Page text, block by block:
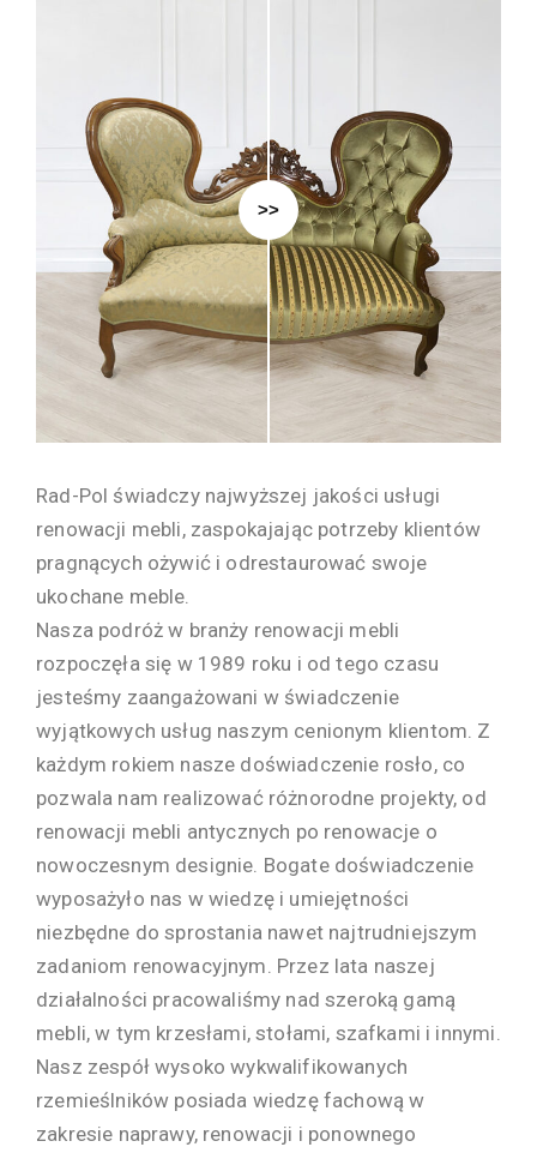
>>
Rad-Pol świadczy najwyższej jakości usługi
renowacji mebli, zaspokajając potrzeby klientów
pragnących ożywić i odrestaurować swoje
ukochane meble.
Nasza podróż w branży renowacji mebli
rozpoczęła się w 1989 roku i od tego czasu
jesteśmy zaangażowani w świadczenie
wyjątkowych usług naszym cenionym klientom. Z
każdym rokiem nasze doświadczenie rosło, co
pozwala nam realizować różnorodne projekty, od
renowacji mebli antycznych po renowacje o
nowoczesnym designie. Bogate doświadczenie
wyposażyło nas w wiedzę i umiejętności
niezbędne do sprostania nawet najtrudniejszym
zadaniom renowacyjnym. Przez lata naszej
działalności pracowaliśmy nad szeroką gamą
mebli, w tym krzesłami, stołami, szafkami i innymi.
Nasz zespół wysoko wykwalifikowanych
rzemieślników posiada wiedzę fachową w
zakresie naprawy, renowacji i ponownego